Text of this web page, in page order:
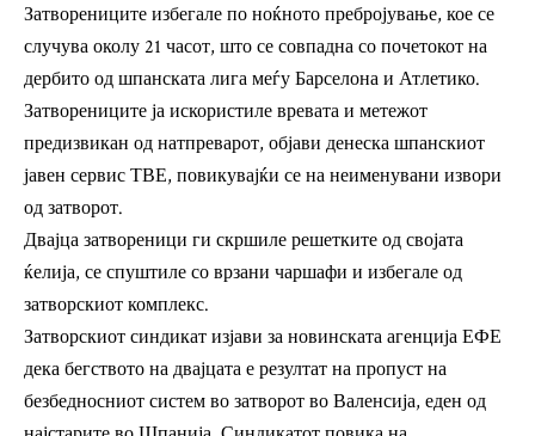
Затворениците избегале по ноќното пребројување, кое се
случува околу 21 часот, што се совпадна со почетокот на
дербито од шпанската лига меѓу Барселона и Атлетико.
Затворениците ја искористиле вревата и метежот
предизвикан од натпреварот, објави денеска шпанскиот
јавен сервис ТВЕ, повикувајќи се на неименувани извори
од затворот.
Двајца затвореници ги скршиле решетките од својата
ќелија, се спуштиле со врзани чаршафи и избегале од
затворскиот комплекс.
Затворскиот синдикат изјави за новинската агенција ЕФЕ
дека бегството на двајцата е резултат на пропуст на
безбедносниот систем во затворот во Валенсија, еден од